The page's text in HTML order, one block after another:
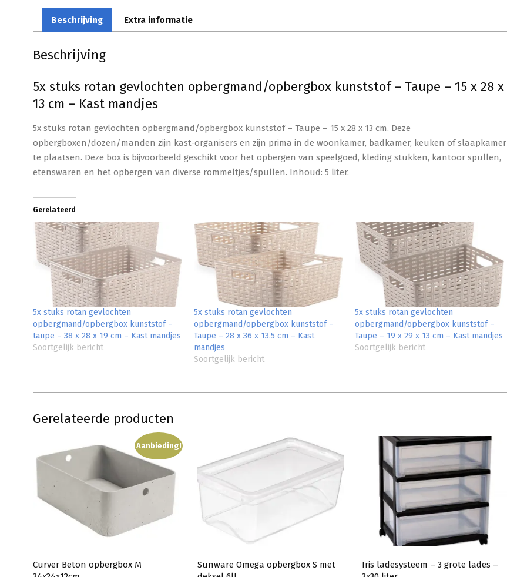
Beschrijving Extra informatie
Beschrijving
5x stuks rotan gevlochten opbergmand/opbergbox kunststof – Taupe – 15 x 28 x
13 cm – Kast mandjes
5x stuks rotan gevlochten opbergmand/opbergbox kunststof – Taupe – 15 x 28 x 13 cm. Deze
opbergboxen/dozen/manden zijn kast-organisers en zijn prima in de woonkamer, badkamer, keuken of slaapkamer
te plaatsen. Deze box is bijvoorbeeld geschikt voor het opbergen van speelgoed, kleding stukken, kantoor spullen,
etenswaren en het opbergen van diverse rommeltjes/spullen. Inhoud: 5 liter.
Gerelateerd
5x stuks rotan gevlochten
opbergmand/opbergbox kunststof –
taupe – 38 x 28 x 19 cm – Kast mandjes
Soortgelijk bericht
5x stuks rotan gevlochten
opbergmand/opbergbox kunststof –
Taupe – 28 x 36 x 13.5 cm – Kast
mandjes
Soortgelijk bericht
5x stuks rotan gevlochten
opbergmand/opbergbox kunststof –
Taupe – 19 x 29 x 13 cm – Kast mandjes
Soortgelijk bericht
Gerelateerde producten
Aanbieding!
Curver Beton opbergbox M
Sunware Omega opbergbox S met
Iris ladesysteem – 3 grote lades –